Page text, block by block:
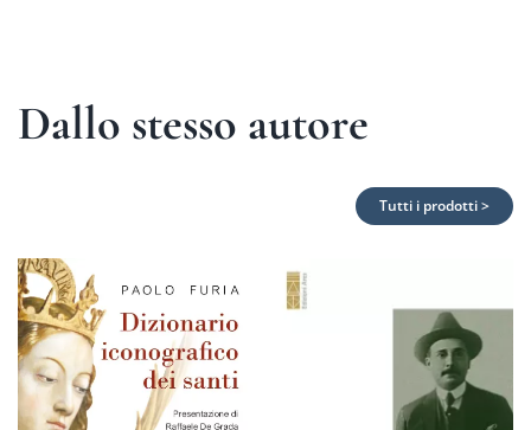
Dallo stesso autore
Tutti i prodotti >